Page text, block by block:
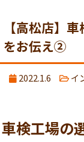
【高松店】
をお伝え②
2022.1.6 イ
車検工場の